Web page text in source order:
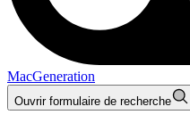
MacGeneration
Ouvrir formulaire de recherche